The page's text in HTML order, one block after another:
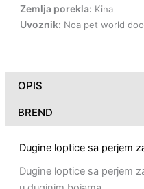
Zemlja porekla: Kina
Uvoznik: Noa pet world
OPIS
BREND
Dugine loptice sa perjem
Dugine loptice sa perjem